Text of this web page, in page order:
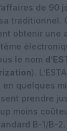
de 90
traditionnel.
obtenir une
le nom
).
quelques
prendre
moins
B-1/B-